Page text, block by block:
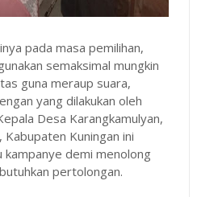
pada masa pemilihan,
semaksimal mungkin
guna meraup suara,
yang dilakukan oleh
Desa Karangkamulyan,
Kuningan ini
demi menolong
pertolongan.